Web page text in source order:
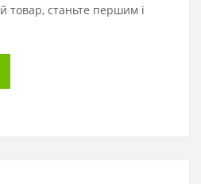
товар, станьте першим і